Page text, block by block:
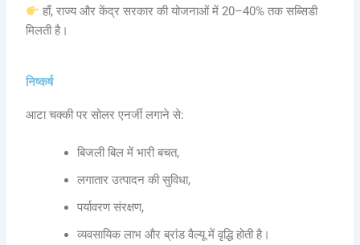
हाँ, राज्य और केंद्र सरकार की योजनाओं में 20–40% तक सब्सिडी
मिलती है।
निष्कर्ष
आटा चक्की पर सोलर एनर्जी लगाने से:
बिजली बिल में भारी बचत,
लगातार उत्पादन की सुविधा,
पर्यावरण संरक्षण,
व्यवसायिक लाभ और ब्रांड वैल्यू में वृद्धि होती है।